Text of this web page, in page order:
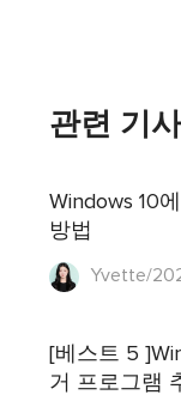
관련 기
Windows 10
방법
Yvette/
[베스트 5
거 프로그램